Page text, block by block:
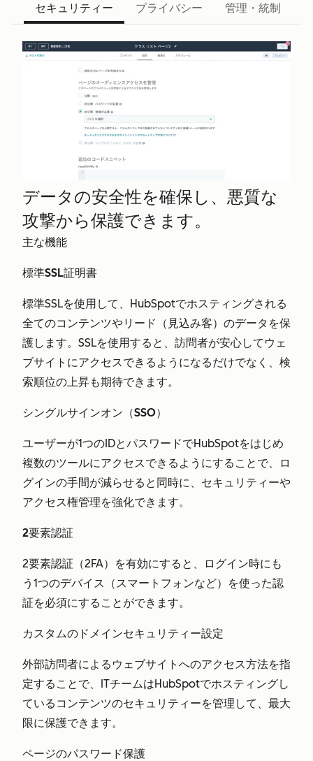
セキュリティー プライバシー 管理・統制
データの安全性を確保し、悪質な
攻撃から保護できます。
主な機能
標準SSL証明書
標準SSLを使用して、HubSpotでホスティングされる
全てのコンテンツやリード（見込み客）のデータを保
護します。SSLを使用すると、訪問者が安心してウェ
ブサイトにアクセスできるようになるだけでなく、検
索順位の上昇も期待できます。
シングルサインオン（SSO）
ユーザーが1つのIDとパスワードでHubSpotをはじめ
複数のツールにアクセスできるようにすることで、ロ
グインの手間が減らせると同時に、セキュリティーや
アクセス権管理を強化できます。
2要素認証
2要素認証（2FA）を有効にすると、ログイン時にも
う1つのデバイス（スマートフォンなど）を使った認
証を必須にすることができます。
カスタムのドメインセキュリティー設定
外部訪問者によるウェブサイトへのアクセス方法を指
定することで、ITチームはHubSpotでホスティングし
ているコンテンツのセキュリティーを管理して、最大
限に保護できます。
ページのパスワード保護